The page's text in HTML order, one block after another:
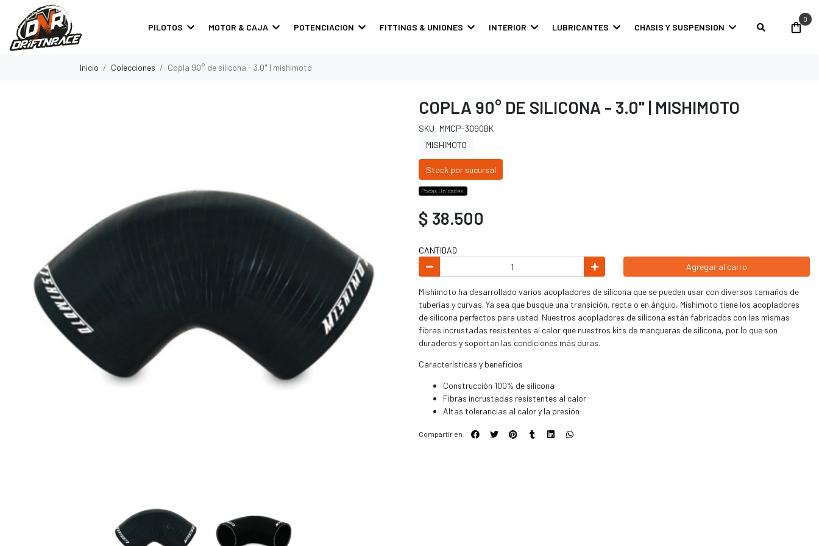
PILOTOS MOTOR & CAJA POTENCIACION FITTINGS & UNIONES INTERIOR LUBRICANTES CHASIS Y SUSPENSION
0
Inicio Colecciones Copla 90° de silicona - 3.0" | mishimoto
COPLA 90° DE SILICONA - 3.0" | MISHIMOTO
SKU: MMCP-3090BK
MISHIMOTO
Stock por sucursal
Pocas Unidades.
$ 38.500
CANTIDAD
Agregar al carro
Mishimoto ha desarrollado varios acopladores de silicona que se pueden usar con diversos tamaños de
tuberías y curvas. Ya sea que busque una transición, recta o en ángulo, Mishimoto tiene los acopladores
de silicona perfectos para usted. Nuestros acopladores de silicona están fabricados con las mismas
fibras incrustadas resistentes al calor que nuestros kits de mangueras de silicona, por lo que son
duraderos y soportan las condiciones más duras.
Características y beneficios
Construcción 100% de silicona
Fibras incrustadas resistentes al calor
Altas tolerancias al calor y la presión
Compartir en: